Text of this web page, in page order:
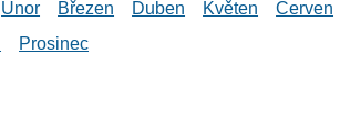
Únor Březen Duben Květen Červen
Prosinec